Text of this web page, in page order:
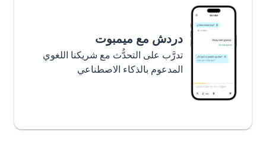
دردش مع ميمبوت
تدرَّب على التحدُّث مع شريكنا اللغوي
المدعوم بالذكاء الاصطناعي